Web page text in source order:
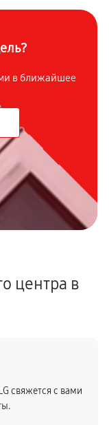
в ближайшее
центра в
свяжется с вами